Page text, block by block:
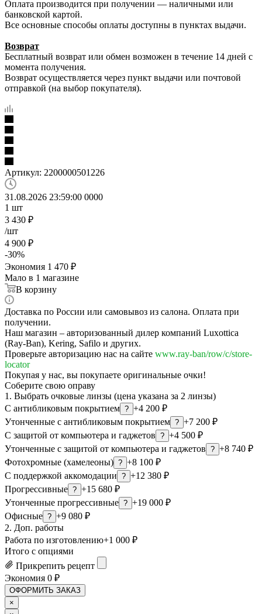
Оплата производится при получении — наличными или
банковской картой.
Все основные способы оплаты доступны в пунктах выдачи.
Возврат
Бесплатный возврат или обмен возможен в течение 14 дней с
момента получения.
Возврат осуществляется через пункт выдачи или почтовой
отправкой (на выбор покупателя).
Артикул: 2200000501226
31.08.2026 23:59:00 0000
1 шт
3 430 ₽
/шт
4 900 ₽
-30%
Экономия 1 470 ₽
Мало в 1 магазине
В корзину
Доставка по России или самовывоз из салона. Оплата при
получении.
Наш магазин – авторизованный дилер компаний Luxottica
(Ray-Ban), Kering, Safilo и других.
Проверьте авторизацию нас на сайте www.ray-ban/row/c/store-
locator
Покупая у нас, вы покупаете оригинальные очки!
Соберите свою оправу
1. Выбрать очковые линзы (цена указана за 2 линзы)
С антибликовым покрытием ? +4 200 ₽
Утонченные с антибликовым покрытием ? +7 200 ₽
С защитой от компьютера и гаджетов ? +4 500 ₽
Утонченные с защитой от компьютера и гаджетов ? +8 740 ₽
Фотохромные (хамелеоны) ? +8 100 ₽
С поддержкой аккомодации ? +12 380 ₽
Прогрессивные ? +15 680 ₽
Утонченные прогрессивные ? +19 000 ₽
Офисные ? +9 080 ₽
2. Доп. работы
Работа по изготовлению+1 000 ₽
Итого с опциями
Прикрепить рецепт
Экономия 0 ₽
ОФОРМИТЬ ЗАКАЗ
×